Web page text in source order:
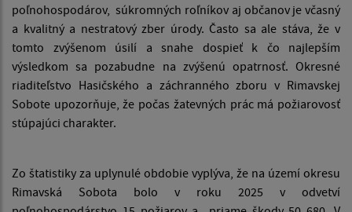
poľnohospodárov, súkromných roľníkov aj občanov je včasný
a kvalitný a nestratový zber úrody. Často sa ale stáva, že v
tomto zvýšenom úsilí a snahe dospieť k čo najlepším
výsledkom sa pozabudne na zvýšenú opatrnosť. Okresné
riaditeľstvo Hasičského a záchranného zboru v Rimavskej
Sobote upozorňuje, že počas žatevných prác má požiarovosť
stúpajúci charakter.
Zo štatistiky za uplynulé obdobie vyplýva, že na území okresu
Rimavská Sobota bolo v roku 2025 v odvetví